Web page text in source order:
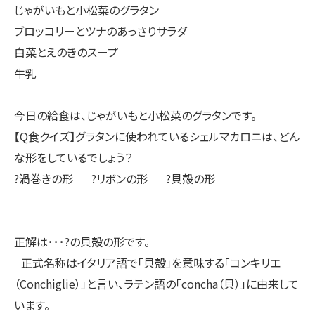
じゃがいもと小松菜のグラタン
ブロッコリーとツナのあっさりサラダ
白菜とえのきのスープ
牛乳
今日の給食は、じゃがいもと小松菜のグラタンです。
【Q食クイズ】グラタンに使われているシェルマカロニは、どん
な形をしているでしょう？
?渦巻きの形 ?リボンの形 ?貝殻の形
正解は･･･?の貝殻の形です。
正式名称はイタリア語で「貝殻」を意味する「コンキリエ
（Conchiglie）」と言い、ラテン語の「concha（貝）」に由来して
います。